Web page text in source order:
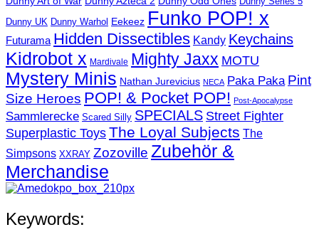
Dunny UK Dunny Warhol Eekeez Funko POP! x
Futurama Hidden Dissectibles Kandy Keychains
Kidrobot x Mardivale Mighty Jaxx MOTU
Mystery Minis Nathan Jurevicius NECA Paka Paka Pint
Size Heroes POP! & Pocket POP! Post-Apocalypse
Sammlerecke Scared Silly SPECIALS Street Fighter
Superplastic ToysThe Loyal Subjects The
Simpsons XXRAY Zozoville Zubehör &
Merchandise
Keywords: